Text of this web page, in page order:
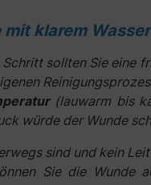
mit klarem
sollten Sie eine
(lauwarm bis
würde der Wunde
sind und kein
Sie die Wunde